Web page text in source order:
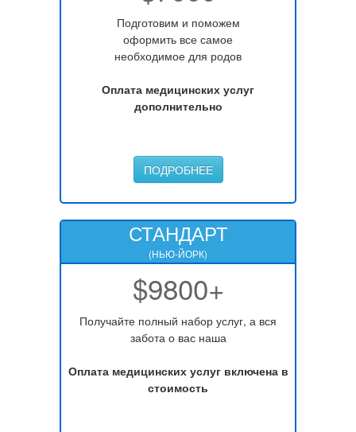
Подготовим и поможем
оформить все самое
необходимое для родов
Оплата медицинских услуг
дополнительно
ПОДРОБНЕЕ
СТАНДАРТ
(НЬЮ-ЙОРК)
$9800+
Получайте полный набор услуг, а вся
забота о вас наша
Оплата медицинских услуг включена в
стоимость